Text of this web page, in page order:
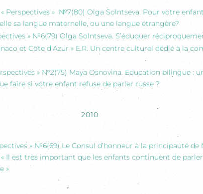
« Perspectives » №7(80) Olga Solntseva. Pour votre
sa langue maternelle, ou une langue étrangère?
» №6(79) Olga Solntseva. S’éduquer
et Côte d’Azur » E.R. Un centre culturel dédié à la
» №2(75) Maya Osnovina. Education bilingue :
faire si votre enfant refuse de parler russe ?
2010
» №6(69) Le Consul d’honneur à la principauté de
« Il est très important que les enfants continuent de
»